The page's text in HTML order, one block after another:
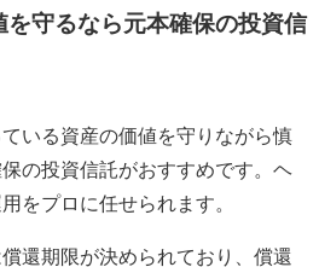
を守るなら元本確保の投資信
いる資産の価値を守りながら慎
の投資信託がおすすめです。ヘ
をプロに任せられます。
還期限が決められており、償還